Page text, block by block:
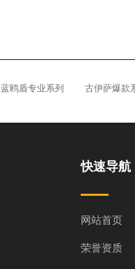
蓝鸥盾专业系列 古伊萨爆款
快速导航
网站首页
荣誉资质